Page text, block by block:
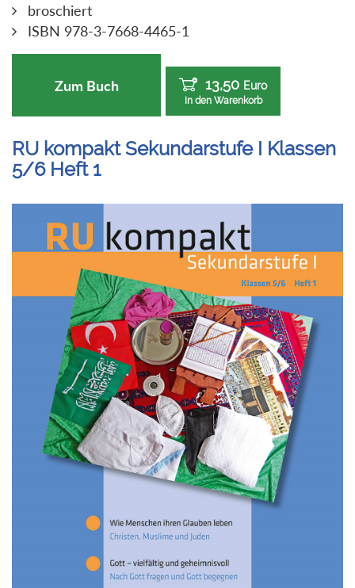
broschiert
ISBN 978-3-7668-4465-1
Zum Buch 13,50 Euro
In den Warenkorb
RU kompakt Sekundarstufe I Klassen
5/6 Heft 1